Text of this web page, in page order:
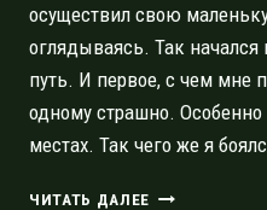
осуществил свою
оглядываясь. Так
путь. И первое, с чем мне
одному страшно.
местах. Так чего же я
ЧИТАТЬ ДАЛЕЕ СТРАХИ